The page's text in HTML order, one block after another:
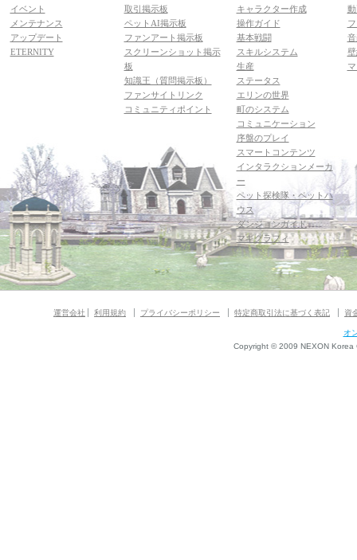
イベント
メンテナンス
アップデート
ETERNITY
取引掲示板
ペットAI掲示板
ファンアート掲示板
スクリーンショット掲示
板
知識王（質問掲示板）
ファンサイトリンク
コミュニティポイント
キャラクター作成
操作ガイド
基本戦闘
スキルシステム
生産
ステータス
エリンの世界
町のシステム
コミュニケーション
序盤のプレイ
スマートコンテンツ
インタラクションメーカ
ー
ペット探検隊・ペットハ
ウス
ダンジョンガイド
マギグラフィ
運営会社 利用規約 プライバシーポリシー 特定商取引法に基づく表記 資
オ
Copyright © 2009 NEXON Korea